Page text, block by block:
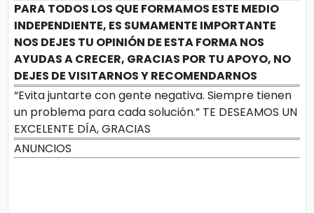
PARA TODOS LOS QUE FORMAMOS ESTE MEDIO
INDEPENDIENTE, ES SUMAMENTE IMPORTANTE
NOS DEJES TU OPINIÓN DE ESTA FORMA NOS
AYUDAS A CRECER, GRACIAS POR TU APOYO, NO
DEJES DE VISITARNOS Y RECOMENDARNOS
“Evita juntarte con gente negativa. Siempre tienen
un problema para cada solución.” TE DESEAMOS UN
EXCELENTE DÍA, GRACIAS
ANUNCIOS